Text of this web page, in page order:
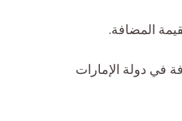
المضافة.
في دولة الإمارات